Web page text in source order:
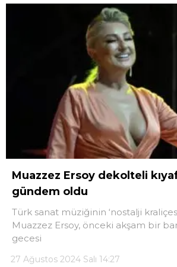
Muazzez Ersoy dekolteli
gündem oldu
Türk sanat müziğinin ‘nostalji
Muazzez Ersoy, önceki akşam bir
gecesi
27 Ağustos 2024 Salı 14:27